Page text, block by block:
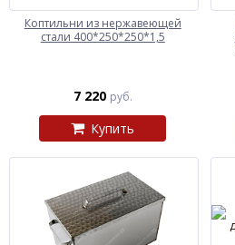
Коптильни из нержавеющей
стали 400*250*250*1,5
7 220 руб.
Купить